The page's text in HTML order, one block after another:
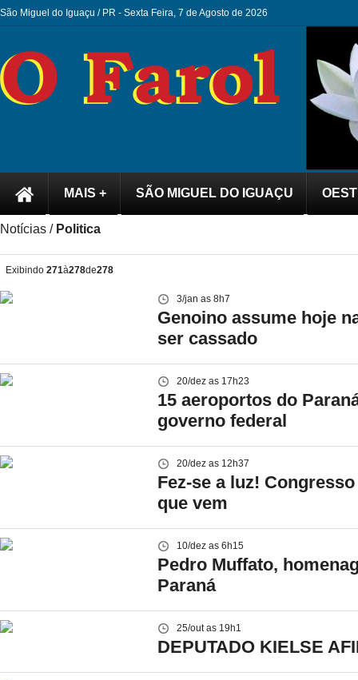
São Miguel do Iguaçu / PR - Sexta Feira, 7 de Agosto de 2026
MAIS + SÃO MIGUEL DO IGUAÇU
Notícias / Politica
Exibindo 271à278de278
3/jan as 8h7
Genoino assume hoje
ser cassado
20/dez as 17h23
15 aeroportos do
governo federal
20/dez as 12h37
Fez-se a luz!
que vem
10/dez as 6h15
Pedro Muffato,
Paraná
25/out as 19h1
DEPUTADO KIELSE